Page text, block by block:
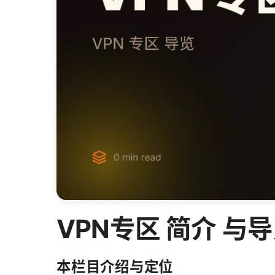
VPN专区 简介 与
本栏目介绍与定位